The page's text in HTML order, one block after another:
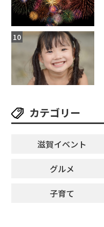
カテゴリー
滋賀イベント
グルメ
子育て